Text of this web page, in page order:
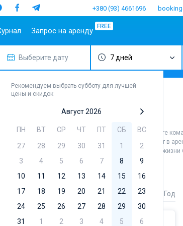
+380 (93) 4661696
Популярные
марины
Алимос Марина
Марина Далмация
Марина Баотич
Марина Мандалина
Марина Корнати
Марина Каштела
Дубровник
Марина Веруда
бренды
Fountaine
Португалия
Мадейра
Италия
Неаполь
Сардиния
Сицилия
Запрос на аренду FREE
Выберите дату
Рекомендуем выбрать субботу для лучшей
цены и скидок
Август 2026
ПН ВТ СР ЧТ ПТ СБ
ВС
27
28 29 30 31 1
2
3
4 5 6 7 8
9
10
11 12 13 14 15
16
17
18 19 20 21 22
23
24
25 26 27 28 29
30
31
1 2 3 4 5 6
7 дней
Удине
незабываемыми видами в округе города. Наймите
чтобы лично управлять судном. В каталоге яхт в
так и для яхтсменов, которые не представляют себе жизни
Стоимость Длина Год
- Comfort 23